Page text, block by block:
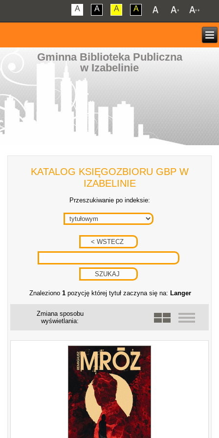
A A A A
Gminna Biblioteka Publiczna
w Izabelinie
KATALOG KSIĘGOZBIORU GBP W
IZABELINIE
Przeszukiwanie po indeksie:
Znaleziono 1pozycję której tytuł zaczyna się na: Langer
Zmiana sposobu
wyświetlania: